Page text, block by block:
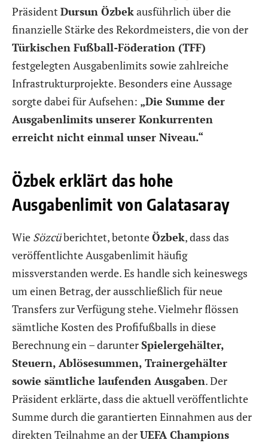
Präsident Dursun Özbekausführlich über die
finanzielle Stärke des Rekordmeisters, die von der
Türkischen Fußball-Föderation (TFF)
festgelegten Ausgabenlimits sowie zahlreiche
Infrastrukturprojekte. Besonders eine Aussage
sorgte dabei für Aufsehen: „Die Summe der
Ausgabenlimits unserer Konkurrenten
erreicht nicht einmal unser Niveau.“
Özbek erklärt das hohe
Ausgabenlimit von Galatasaray
Wie Sözcüberichtet, betonteÖzbek, dass das
veröffentlichte Ausgabenlimit häufig
missverstanden werde. Es handle sich keineswegs
um einen Betrag, der ausschließlich für neue
Transfers zur Verfügung stehe. Vielmehr flössen
sämtliche Kosten des Profifußballs in diese
Berechnung ein – darunterSpielergehälter,
Steuern, Ablösesummen, Trainergehälter
sowie sämtliche laufenden Ausgaben. Der
Präsident erklärte, dass die aktuell veröffentlichte
Summe durch die garantierten Einnahmen aus der
direkten Teilnahme an derUEFA Champions